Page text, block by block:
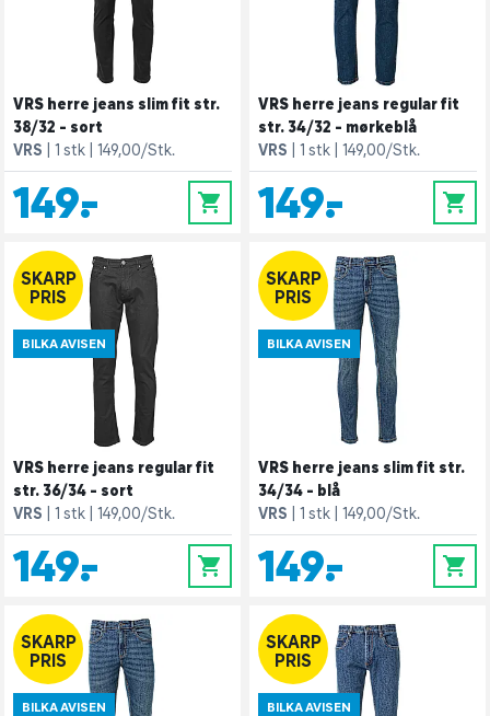
VRS herre jeans slim fit str.
38/32 - sort
VRS
1 stk 149,00/Stk.
149,- 0
VRS herre jeans regular fit
str. 34/32 - mørkeblå
VRS
1 stk 149,00/Stk.
149,- 0
SKARP
PRIS
BILKA AVISEN
VRS herre jeans regular fit
str. 36/34 - sort
VRS
1 stk 149,00/Stk.
149,- 0
SKARP
PRIS
BILKA AVISEN
VRS herre jeans slim fit str.
34/34 - blå
VRS
1 stk 149,00/Stk.
149,- 0
SKARP
PRIS
BILKA AVISEN
SKARP
PRIS
BILKA AVISEN